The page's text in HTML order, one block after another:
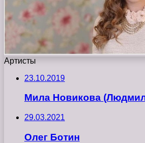
Артисты
23.10.2019
Мила Новикова
29.03.2021
Олег Ботин